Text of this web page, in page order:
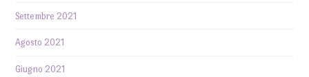
Settembre 2021
Agosto 2021
Giugno 2021